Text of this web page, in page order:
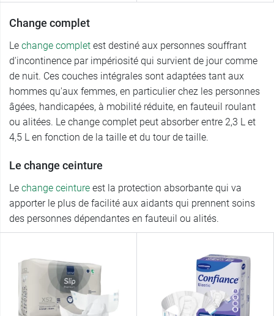
Change complet
Le change complet est destiné aux personnes souffrant
d'incontinence par impériosité qui survient de jour comme
de nuit. Ces couches intégrales sont adaptées tant aux
hommes qu'aux femmes, en particulier chez les personnes
âgées, handicapées, à mobilité réduite, en fauteuil roulant
ou alitées. Le change complet peut absorber entre 2,3 L et
4,5 L en fonction de la taille et du tour de taille.
Le change ceinture
Le change ceinture est la protection absorbante qui va
apporter le plus de facilité aux aidants qui prennent soins
des personnes dépendantes en fauteuil ou alités.